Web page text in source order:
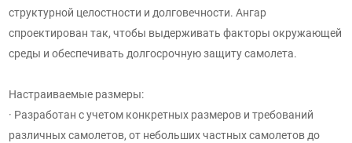
структурной целостности и долговечности. Ангар
спроектирован так, чтобы выдерживать факторы окружающей
среды и обеспечивать долгосрочную защиту самолета.
Настраиваемые размеры:
· Разработан с учетом конкретных размеров и требований
различных самолетов, от небольших частных самолетов до